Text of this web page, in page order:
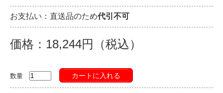
お支払い：直送品のため代引不可
価格：18,244円（税込）
数量 カートに入れる